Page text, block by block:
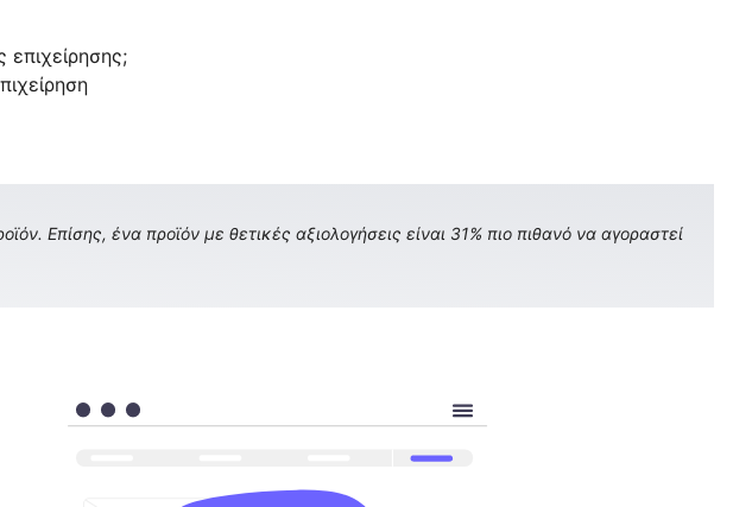
επιχείρησης;
Επίσης, ένα προϊόν με θετικές αξιολογήσεις είναι 31% πιο πιθανό να αγοραστεί